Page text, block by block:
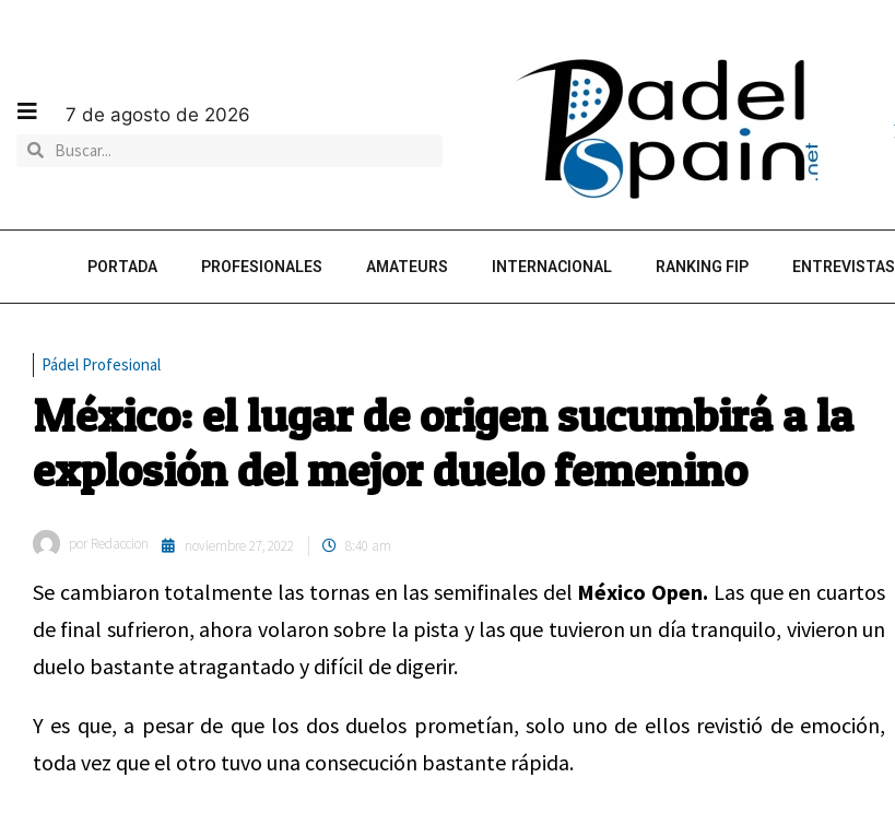
7 de agosto de 2026
PORTADA PROFESIONALES AMATEURS INTERNACIONAL RANKING FIP ENTREVISTAS
Pádel Profesional
México: el lugar de origen sucumbirá a la
explosión del mejor duelo femenino
por Redaccion noviembre 27, 2022 8:40 am
Se cambiaron totalmente las tornas en las semifinales del México Open. Las que en cuartos
de final sufrieron, ahora volaron sobre la pista y las que tuvieron un día tranquilo, vivieron un
duelo bastante atragantado y difícil de digerir.
Y es que, a pesar de que los dos duelos prometían, solo uno de ellos revistió de emoción,
toda vez que el otro tuvo una consecución bastante rápida.